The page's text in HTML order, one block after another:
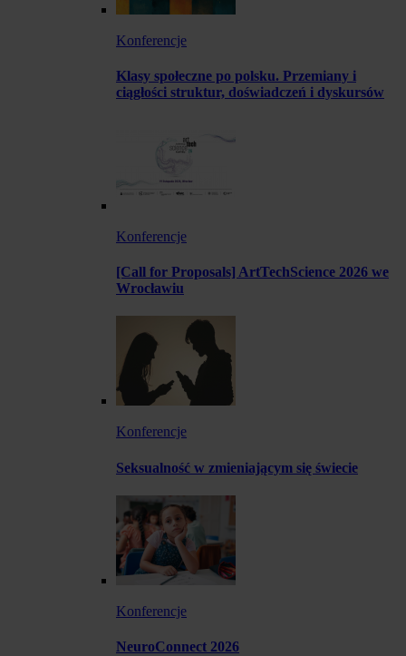
Konferencje
Klasy społeczne po polsku. Przemiany i
ciągłości struktur, doświadczeń i dyskursów
Konferencje
[Call for Proposals] ArtTechScience 2026 we
Wrocławiu
Konferencje
Seksualność w zmieniającym się świecie
Konferencje
NeuroConnect 2026